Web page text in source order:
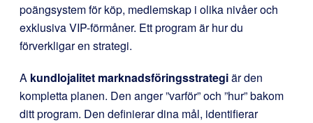
poängsystem för köp, medlemskap i olika nivåer och
exklusiva VIP-förmåner. Ett program är hur du
förverkligar en strategi.
A kundlojalitet marknadsföringsstrategiär den
kompletta planen. Den anger ”varför” och ”hur” bakom
ditt program. Den definierar dina mål, identifierar